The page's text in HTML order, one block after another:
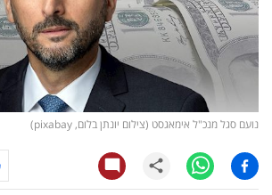
קריפטו
ויראלי
טלוויזיה
עסקי
ספורט
נועם סגל מנכ"ל אימאגסט (צילום יונתן בלום, pixabay)